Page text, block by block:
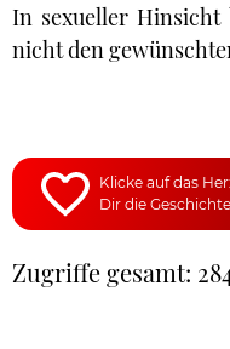
In sexueller Hinsicht
nicht den
Klicke auf das
Dir die
Zugriffe gesamt: